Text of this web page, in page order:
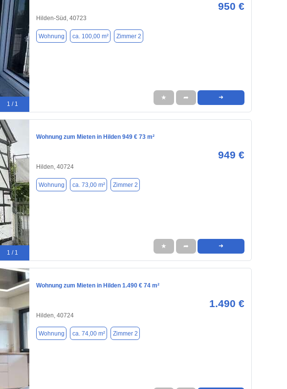
1 / 1
950 €
Hilden-Süd, 40723
Wohnung ca. 100,00 m² Zimmer 2
★ ➦ ➜
1 / 1
Wohnung zum Mieten in Hilden 949 € 73 m²
949 €
Hilden, 40724
Wohnung ca. 73,00 m² Zimmer 2
★ ➦ ➜
Wohnung zum Mieten in Hilden 1.490 € 74 m²
1.490 €
Hilden, 40724
Wohnung ca. 74,00 m² Zimmer 2